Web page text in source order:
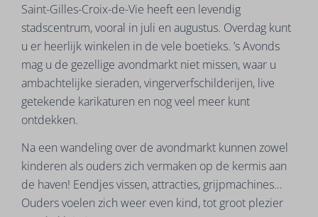
Saint-Gilles-Croix-de-Vie heeft een levendig
stadscentrum, vooral in juli en augustus. Overdag kunt
u er heerlijk winkelen in de vele boetieks. ’s Avonds
mag u de gezellige avondmarkt niet missen, waar u
ambachtelijke sieraden, vingerverfschilderijen, live
getekende karikaturen en nog veel meer kunt
ontdekken.
Na een wandeling over de avondmarkt kunnen zowel
kinderen als ouders zich vermaken op de kermis aan
de haven! Eendjes vissen, attracties, grijpmachines…
Ouders voelen zich weer even kind, tot groot plezier